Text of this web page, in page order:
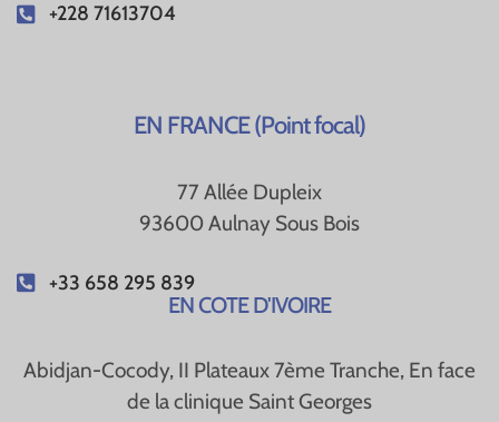
+228 71613704
EN FRANCE(Point focal)
77 Allée Dupleix
93600 Aulnay Sous Bois
+33 658 295 839
EN COTE D'IVOIRE
Abidjan-Cocody, II Plateaux 7ème Tranche, En face
de la clinique Saint Georges